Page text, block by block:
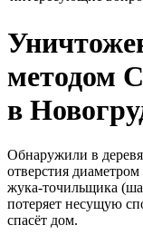
методом
в
Обнаружили в
отверстия
жука-точильщика
потеряет несущую
спасёт дом.